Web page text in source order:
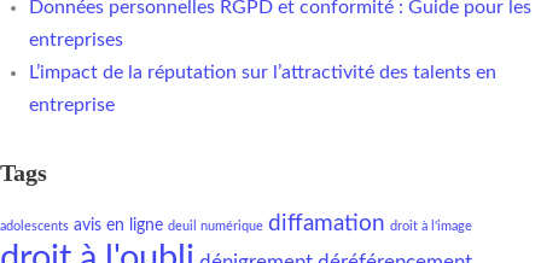
Données personnelles RGPD et conformité : Guide pour les
entreprises
L’impact de la réputation sur l’attractivité des talents en
entreprise
Tags
adolescents avis en ligne deuil numérique diffamation droit à l'image